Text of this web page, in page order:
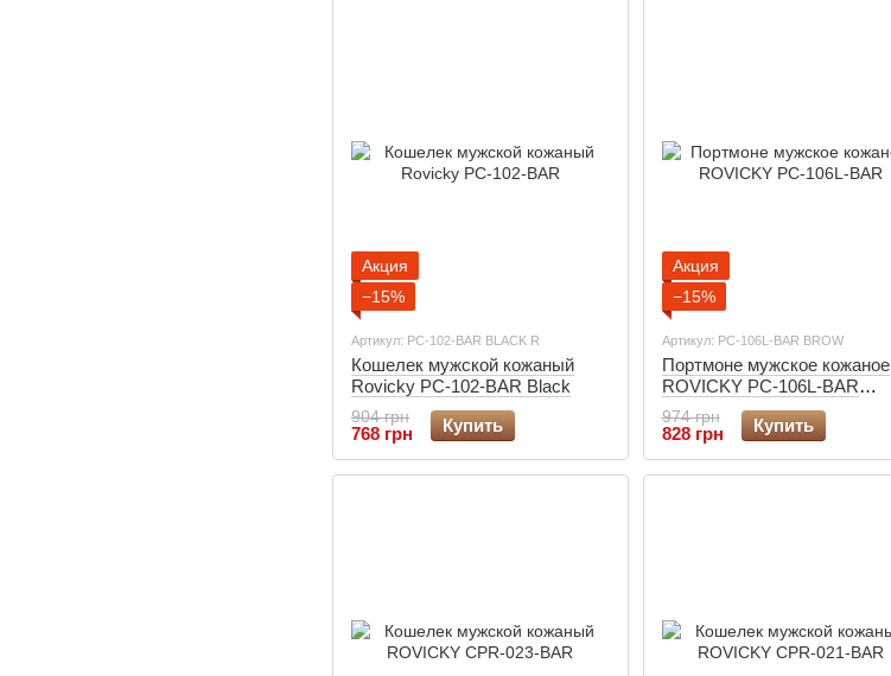
Акция
−15%
Артикул: PC-102-BAR BLACK R
Кошелек мужской кожаный
Rovicky PC-102-BAR Black
904 грн
768 грн Купить
Акция
−15%
Артикул: PC-106L-BAR BROW
Портмоне мужское кожаное
ROVICKY PC-106L-BAR
BROWN
974 грн
828 грн Купить